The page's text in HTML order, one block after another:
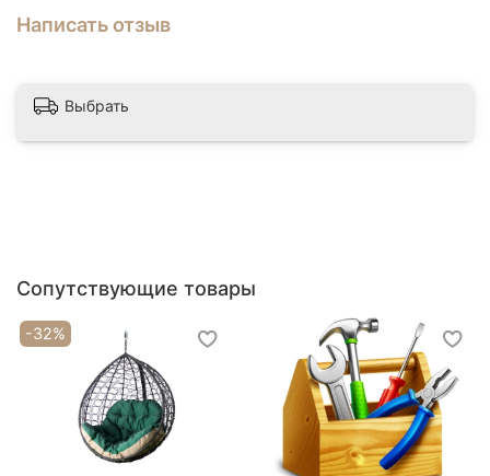
Каркас из 63 мм трубы
Для садовых качелей Тет-а-Тет использована
труба диаметром 63 мм. Такой каркас имеет сверх
прочные характеристики.
Написать отзыв
Выбрать
Сопутствующие товары
-32%